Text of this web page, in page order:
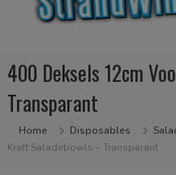
strandgevoel
in
huis
kan
halen
400 Deksels 12cm
Transparant
Home Disposables
Kraft Saladebowls – Transparant